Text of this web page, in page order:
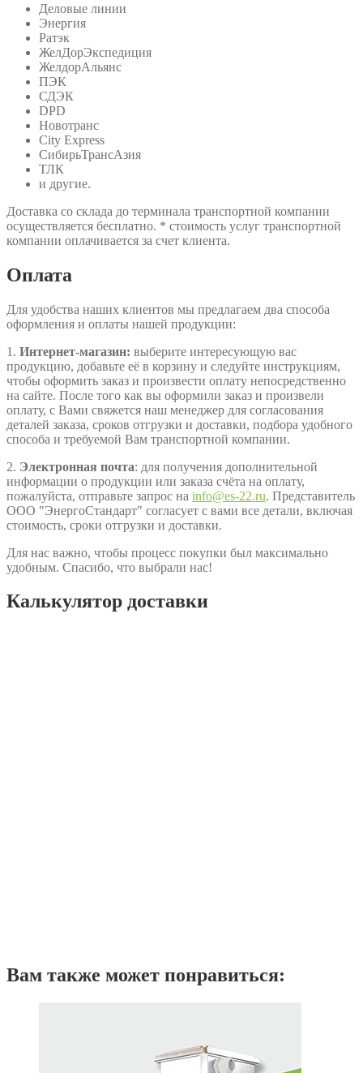
Деловые линии
Энергия
Ратэк
ЖелДорЭкспедиция
ЖелдорАльянс
ПЭК
СДЭК
DPD
Новотранс
City Express
СибирьТрансАзия
ТЛК
и другие.
Доставка со склада до терминала транспортной компании
осуществляется бесплатно. * стоимость услуг транспортной
компании оплачивается за счет клиента.
Оплата
Для удобства наших клиентов мы предлагаем два способа
оформления и оплаты нашей продукции:
1. Интернет-магазин: выберите интересующую вас
продукцию, добавьте её в корзину и следуйте инструкциям,
чтобы оформить заказ и произвести оплату непосредственно
на сайте. После того как вы оформили заказ и произвели
оплату, с Вами свяжется наш менеджер для согласования
деталей заказа, сроков отгрузки и доставки, подбора удобного
способа и требуемой Вам транспортной компании.
2. Электронная почта: для получения дополнительной
информации о продукции или заказа счёта на оплату,
пожалуйста, отправьте запрос на info@es-22.ru. Представитель
ООО "ЭнергоСтандарт" согласует с вами все детали, включая
стоимость, сроки отгрузки и доставки.
Для нас важно, чтобы процесс покупки был максимально
удобным. Спасибо, что выбрали нас!
Калькулятор доставки
Вам также может понравиться: